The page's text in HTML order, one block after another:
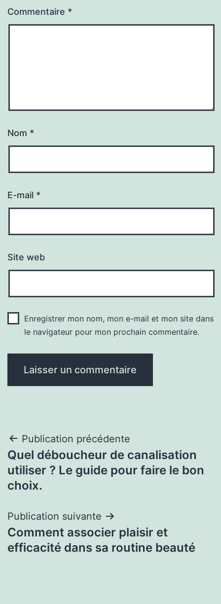
Commentaire *
Nom *
E-mail *
Site web
Enregistrer mon nom, mon e-mail et mon site dans
le navigateur pour mon prochain commentaire.
Navigation
de
l’article
Publication précédente
Quel déboucheur de canalisation
utiliser ? Le guide pour faire le bon
choix.
Publication suivante
Comment associer plaisir et
efficacité dans sa routine beauté